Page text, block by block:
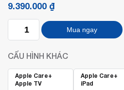
9.390.000 ₫
cho
MacBook
Pro
inch
M1
Mua ngay
CẤU HÌNH KHÁC
Apple Care+
Apple TV
Apple Care+
iPad